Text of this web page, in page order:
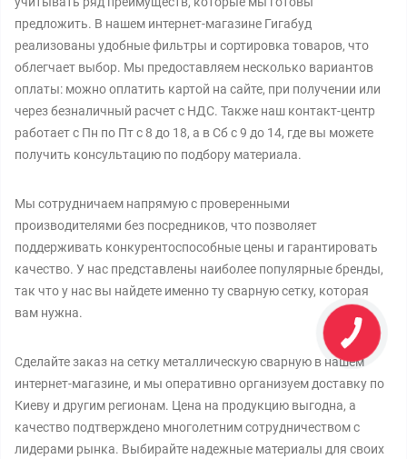
предложить. В нашем интернет-магазине Гигабуд
реализованы удобные фильтры и сортировка товаров, что
облегчает выбор. Мы предоставляем несколько вариантов
оплаты: можно оплатить картой на сайте, при получении или
через безналичный расчет с НДС. Также наш контакт-центр
работает с Пн по Пт с 8 до 18, а в Сб с 9 до 14, где вы можете
получить консультацию по подбору материала.
Мы сотрудничаем напрямую с проверенными
производителями без посредников, что позволяет
поддерживать конкурентоспособные цены и гарантировать
качество. У нас представлены наиболее популярные бренды,
так что у нас вы найдете именно ту сварную сетку, которая
вам нужна.
Сделайте заказ на сетку металлическую сварную в нашем
интернет-магазине, и мы оперативно организуем доставку по
Киеву и другим регионам. Цена на продукцию выгодна, а
качество подтверждено многолетним сотрудничеством с
лидерами рынка. Выбирайте надежные материалы для своих